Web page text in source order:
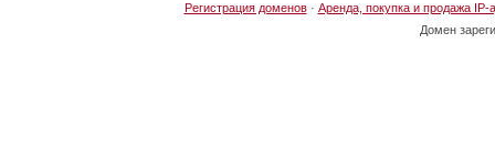
Регистрация доменов· Аренда, покупка и продажа IP-
Домен